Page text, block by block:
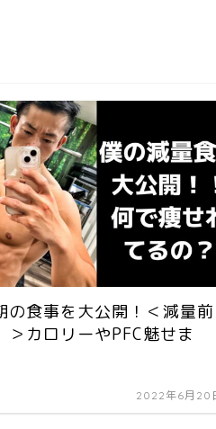
の食事を大公開！＜減量前
＞カロリーやPFC魅せま
2022年6月20